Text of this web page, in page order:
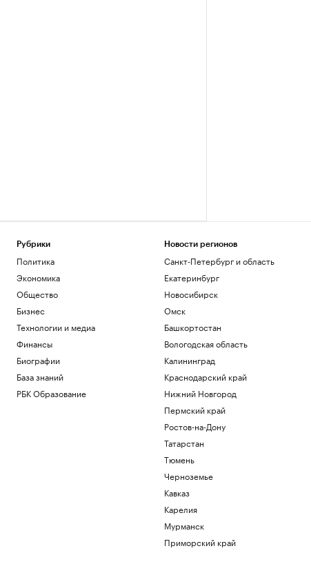
Рубрики
Политика
Экономика
Общество
Бизнес
Технологии и медиа
Финансы
Биографии
База знаний
РБК Образование
Новости регионов
Санкт-Петербург и область
Екатеринбург
Новосибирск
Омск
Башкортостан
Вологодская область
Калининград
Краснодарский край
Нижний Новгород
Пермский край
Ростов-на-Дону
Татарстан
Тюмень
Черноземье
Кавказ
Карелия
Мурманск
Приморский край